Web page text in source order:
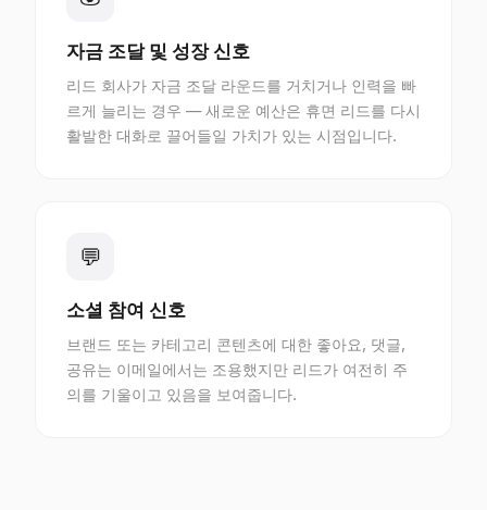
자금 조달 및 성장 신호
리드 회사가 자금 조달 라운드를 거치거나 인력을 빠
르게 늘리는 경우 — 새로운 예산은 휴면 리드를 다시
활발한 대화로 끌어들일 가치가 있는 시점입니다.
💬
소셜 참여 신호
브랜드 또는 카테고리 콘텐츠에 대한 좋아요, 댓글,
공유는 이메일에서는 조용했지만 리드가 여전히 주
의를 기울이고 있음을 보여줍니다.